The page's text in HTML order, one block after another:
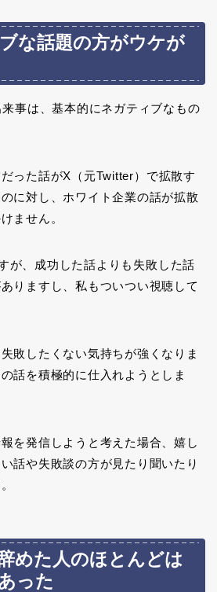
な話題の方がウケが
事は、基本的にネガティブなもの
った話がX（元Twitter）で拡散す
に対し、ホワイト企業の話が拡散
ません。
が、成功した話よりも失敗した話
りますし、私もついつい視聴して
敗したくない気持ちが強くなりま
話を積極的に仕入れようとしま
を発信しようと考えた場合、嬉し
話や失敗談の方が見たり聞いたり
めた人のほとんどは
った